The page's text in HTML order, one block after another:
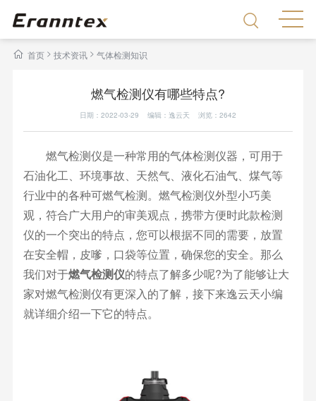
首页> 技术资讯 > 气体检测知识
燃气检测仪有哪些特点?
日期：2022-03-29 编辑：逸云天 浏览： 2642
燃气检测仪是一种常用的气体检测仪器，可用于
石油化工、环境事故、天然气、液化石油气、煤气等
行业中的各种可燃气检测。燃气检测仪外型小巧美
观，符合广大用户的审美观点，携带方便时此款检测
仪的一个突出的特点，您可以根据不同的需要，放置
在安全帽，皮嗲，口袋等位置，确保您的安全。那么
我们对于燃气检测仪的特点了解多少呢?为了能够让大
家对燃气检测仪有更深入的了解，接下来逸云天小编
就详细介绍一下它的特点。